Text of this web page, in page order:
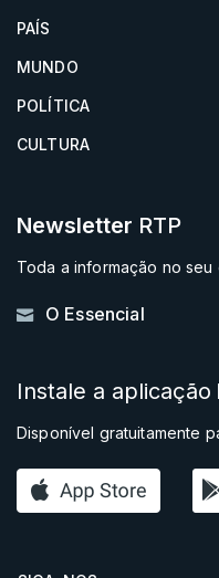
PAÍS
MUNDO
POLÍTICA
CULTURA
Newsletter RTP
Toda a informação no seu
O Essencial
Instale a aplicação
Disponível gratuitamente